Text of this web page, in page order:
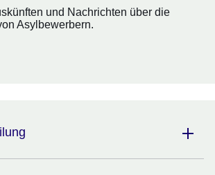
und Nachrichten über die
Asylbewerbern.